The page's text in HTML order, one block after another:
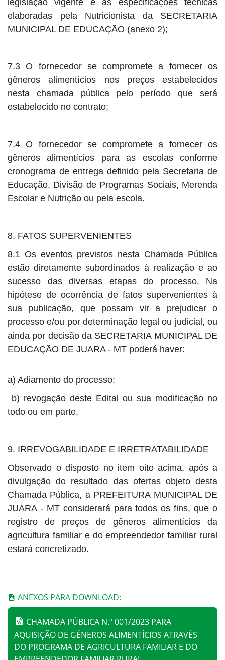
legislação vigente e as especificações técnicas
elaboradas pela Nutricionista da SECRETARIA
MUNICIPAL DE EDUCAÇÃO (anexo 2);
7.3 O fornecedor se compromete a fornecer os
gêneros alimentícios nos preços estabelecidos
nesta chamada pública pelo período que será
estabelecido no contrato;
7.4 O fornecedor se compromete a fornecer os
gêneros alimentícios para as escolas conforme
cronograma de entrega definido pela Secretaria de
Educação, Divisão de Programas Sociais, Merenda
Escolar e Nutrição ou pela escola.
8. FATOS SUPERVENIENTES
8.1 Os eventos previstos nesta Chamada Pública
estão diretamente subordinados à realização e ao
sucesso das diversas etapas do processo. Na
hipótese de ocorrência de fatos supervenientes à
sua publicação, que possam vir a prejudicar o
processo e/ou por determinação legal ou judicial, ou
ainda por decisão da SECRETARIA MUNICIPAL DE
EDUCAÇÃO DE JUARA - MT poderá haver:
a) Adiamento do processo;
b) revogação deste Edital ou sua modificação no
todo ou em parte.
9. IRREVOGABILIDADE E IRRETRATABILIDADE
Observado o disposto no item oito acima, após a
divulgação do resultado das ofertas objeto desta
Chamada Pública, a PREFEITURA MUNICIPAL DE
JUARA - MT considerará para todos os fins, que o
registro de preços de gêneros alimentícios da
agricultura familiar e do empreendedor familiar rural
estará concretizado.
ANEXOS PARA DOWNLOAD:
CHAMADA PÚBLICA N.º 001/2023 PARA
AQUISIÇÃO DE GÊNEROS ALIMENTÍCIOS ATRAVÉS
DO PROGRAMA DE AGRICULTURA FAMILIAR E DO